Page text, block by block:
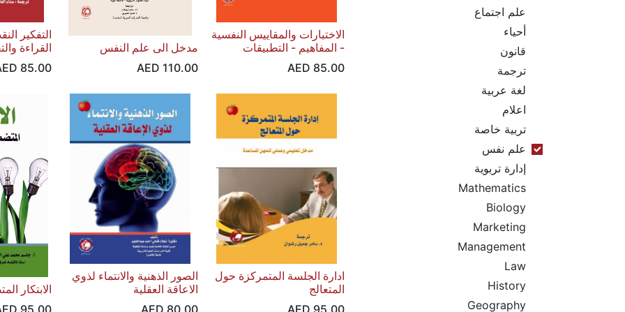
علم اجتماع
أحياء
قانون
ترجمة
لغة عربية
اعلام
تربية خاصة
علم نفس
إدارة تربوية
Mathematics
Biology
Marketing
Management
Law
History
Geography
الاختبارات والمقاييس النفسية
- المفاهيم - التطبيقات
85.00
مدخل الى علم النفس
110.00
التفكير
القراءة
85.00
ادارة الجلسة المتمركزة حول
المتعالج
95.00
الصور الذهنية والانتماء لذوي
الاعاقة العقلية
80.00
الابتكار
95.00